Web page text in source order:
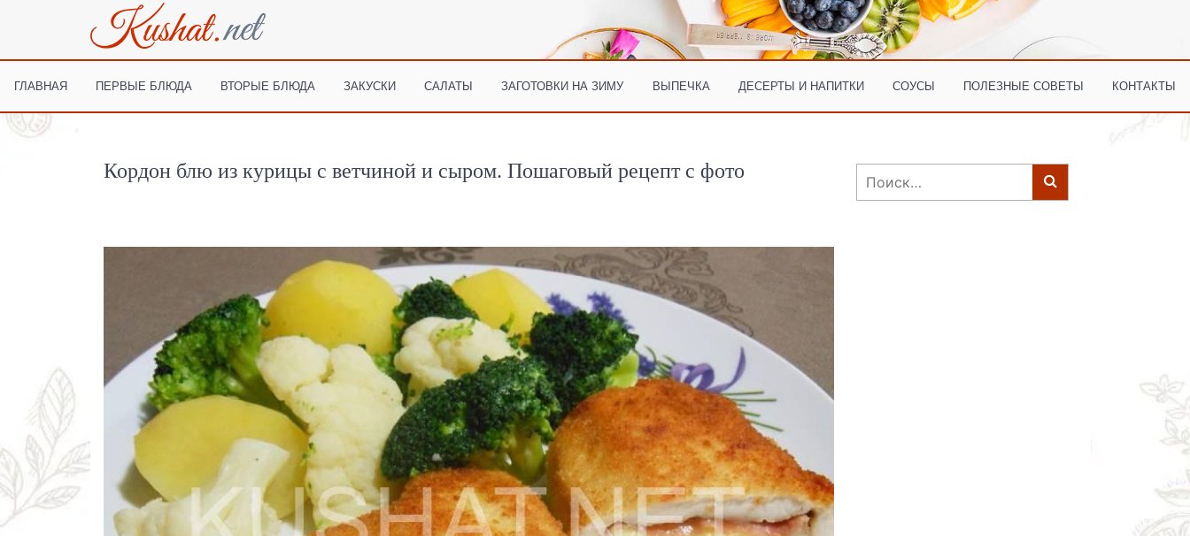
ГЛАВНАЯ ПЕРВЫЕ БЛЮДА ВТОРЫЕ БЛЮДА ЗАКУСКИ САЛАТЫ ЗАГОТОВКИ НА ЗИМУ ВЫПЕЧКА ДЕСЕРТЫ И НАПИТКИ СОУСЫ ПОЛЕЗНЫЕ СОВЕТЫ КОНТАКТЫ
Кордон блю из курицы с ветчиной и сыром. Пошаговый рецепт с фото Найти: